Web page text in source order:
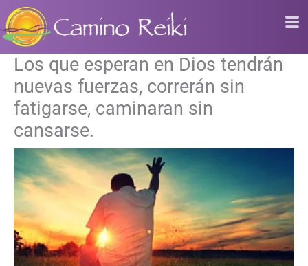
al
contenido
Los que esperan en Dios tendrán
nuevas fuerzas, correrán sin
fatigarse, caminaran sin
cansarse.